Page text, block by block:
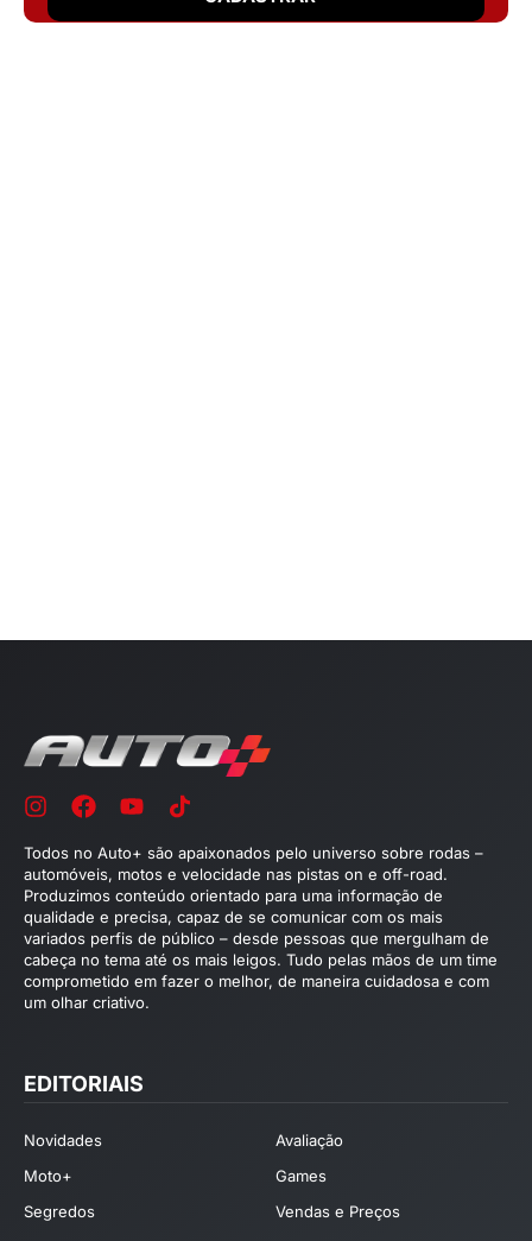
Todos no Auto+ são apaixonados pelo universo sobre rodas –
automóveis, motos e velocidade nas pistas on e off-road.
Produzimos conteúdo orientado para uma informação de
qualidade e precisa, capaz de se comunicar com os mais
variados perfis de público – desde pessoas que mergulham de
cabeça no tema até os mais leigos. Tudo pelas mãos de um time
comprometido em fazer o melhor, de maneira cuidadosa e com
um olhar criativo.
EDITORIAIS
Novidades
Avaliação
Moto+
Games
Segredos
Vendas e Preços